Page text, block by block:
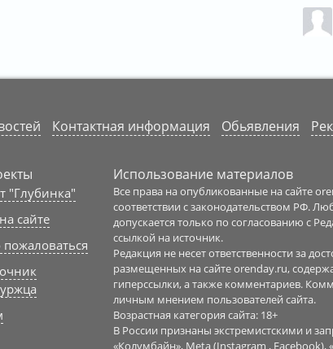
Контактная информация Обьявления
"Глубинка"
сайте
Использование материалов
Все права на опубликованные на сайте
соответствии с законодательством РФ.
допускается только по согласованию с
ссылкой на источник.
Редакция не несет ответственности за
размещенных на сайте orenday.ru,
гиперссылки, а также комментариев.
личным мнением пользователей сайта.
Возрастная категория сайта: 18+
В России признаны экстремистскими и
«Колумбайн», Meta (Instagram ,